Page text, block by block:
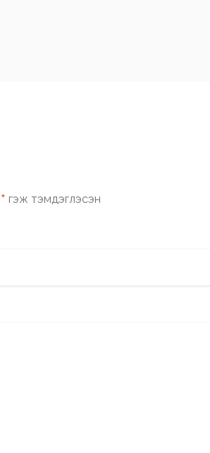
* гэж тэмдэглэсэн